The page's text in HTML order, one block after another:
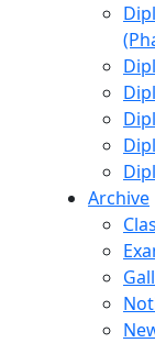
Archive